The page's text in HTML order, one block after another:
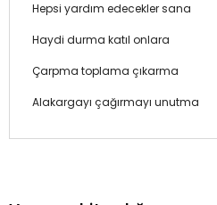
Hepsi yardım edecekler sana
Haydi durma katıl onlara
Çarpma toplama çıkarma
Alakargayı çağırmayı unutma